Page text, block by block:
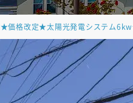
★価格改定★太陽光発電システム